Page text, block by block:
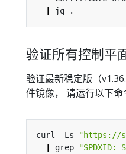
验证所有控制平
验证最新稳定版（
件镜像， 请运行以下命
curl -Ls "https://
grep
"SPDXID: